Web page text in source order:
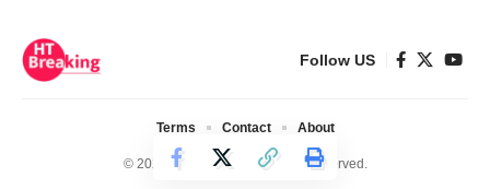
Follow US
© 2024 Ht Breaking. All Rights Reserved.
Terms Contact About